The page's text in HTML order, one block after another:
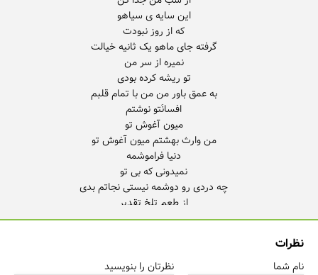
از دست این شب تار
نظرات
نام شما نظرتان را بنویسید